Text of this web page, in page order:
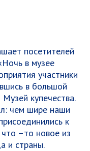
посетителей
в музее
участники
в большой
купечества.
чем шире наши
к
–то новое из
и страны.